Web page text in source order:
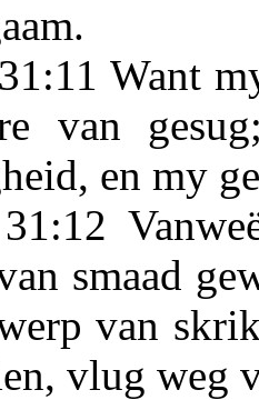
Want
van
en my
smaad
van
vlug weg